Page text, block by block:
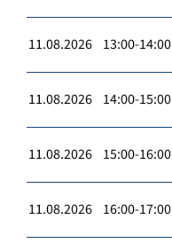
11.08.2026 13:00-14:00
11.08.2026 14:00-15:00
11.08.2026 15:00-16:00
11.08.2026 16:00-17:00